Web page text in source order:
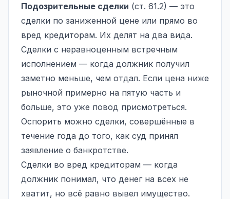
Подозрительные сделки (ст. 61.2) — это
сделки по заниженной цене или прямо во
вред кредиторам. Их делят на два вида.
Сделки с неравноценным встречным
исполнением — когда должник получил
заметно меньше, чем отдал. Если цена ниже
рыночной примерно на пятую часть и
больше, это уже повод присмотреться.
Оспорить можно сделки, совершённые в
течение года до того, как суд принял
заявление о банкротстве.
Сделки во вред кредиторам — когда
должник понимал, что денег на всех не
хватит, но всё равно вывел имущество.